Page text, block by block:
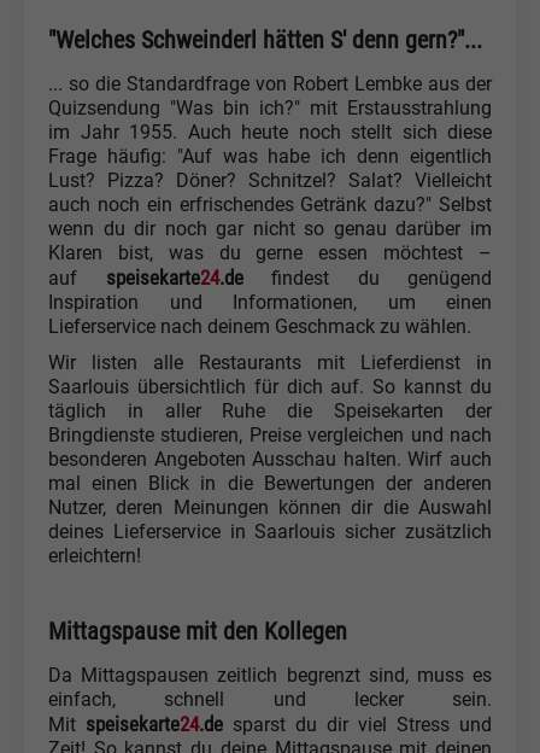
"Welches Schweinderl hätten S' denn gern?"...
... so die Standardfrage von Robert Lembke aus der
Quizsendung "Was bin ich?" mit Erstausstrahlung
im Jahr 1955. Auch heute noch stellt sich diese
Frage häufig: "Auf was habe ich denn eigentlich
Lust? Pizza? Döner? Schnitzel? Salat? Vielleicht
auch noch ein erfrischendes Getränk dazu?" Selbst
wenn du dir noch gar nicht so genau darüber im
Klaren bist, was du gerne essen möchtest –
auf speisekarte24.defindest du genügend
Inspiration und Informationen, um einen
Lieferservice nach deinem Geschmack zu wählen.
Wir listen alle Restaurants mit Lieferdienst in
Saarlouis übersichtlich für dich auf. So kannst du
täglich in aller Ruhe die Speisekarten der
Bringdienste studieren, Preise vergleichen und nach
besonderen Angeboten Ausschau halten. Wirf auch
mal einen Blick in die Bewertungen der anderen
Nutzer, deren Meinungen können dir die Auswahl
deines Lieferservice in Saarlouis sicher zusätzlich
erleichtern!
Mittagspause mit den Kollegen
Da Mittagspausen zeitlich begrenzt sind, muss es
einfach, schnell und lecker sein.
Mit speisekarte24.de sparst du dir viel Stress und